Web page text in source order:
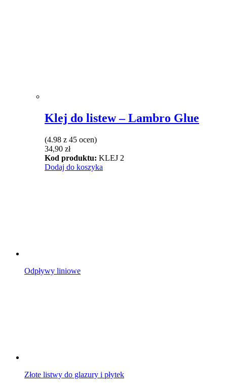
Klej do listew – Lambro Glue
(4.98 z 45 ocen)
34,90 zł
Kod produktu: KLEJ 2
Dodaj do koszyka
Odpływy liniowe
Złote listwy do glazury i płytek